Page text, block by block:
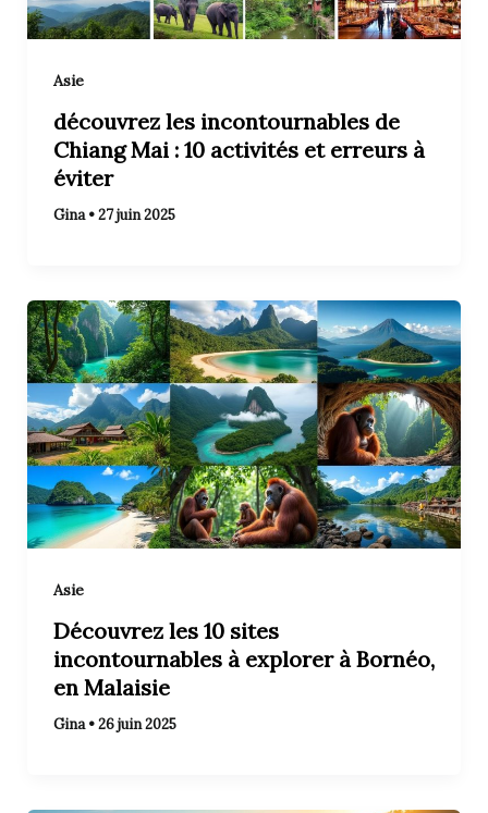
Asie
découvrez les incontournables de
Chiang Mai : 10 activités et erreurs à
éviter
Gina•27 juin 2025
Asie
Découvrez les 10 sites
incontournables à explorer à Bornéo,
en Malaisie
Gina•26 juin 2025